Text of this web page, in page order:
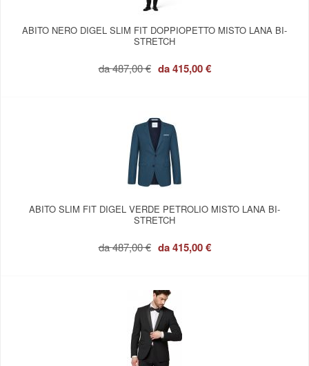
ABITO NERO DIGEL SLIM FIT DOPPIOPETTO MISTO LANA BI-
STRETCH
da487,00 € da415,00 €
ABITO SLIM FIT DIGEL VERDE PETROLIO MISTO LANA BI-
STRETCH
da487,00 € da415,00 €